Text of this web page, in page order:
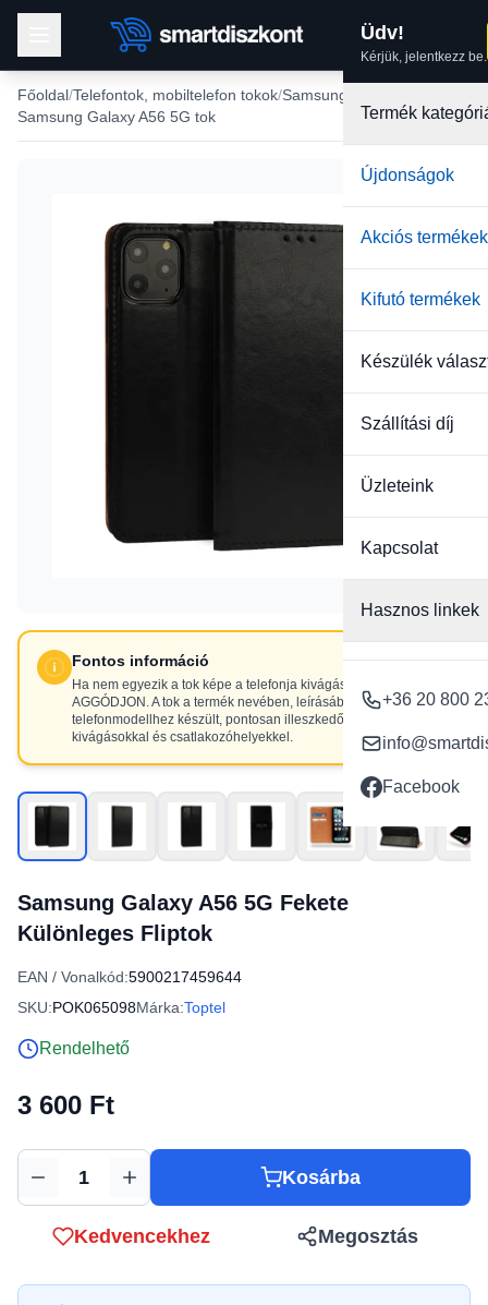
Üdv!
Kérjük, jelentkezz be.
Termék
Újdonságok
Akciós termékek
Kifutó termékek
Készülék
Szállítási díj
Üzleteink
Kapcsolat
Hasznos linkek
+36 20 800
Facebook
Főoldal Telefontok, mobiltelefon tokok Samsung tokok
Samsung Galaxy A56 5G tok
Fontos információ
Ha nem egyezik a tok képe a telefonja kivágásaival, NE
AGGÓDJON. A tok a termék nevében, leírásában szereplő
telefonmodellhez készült, pontosan illeszkedő
kivágásokkal és csatlakozóhelyekkel.
Samsung Galaxy A56 5G Fekete
Különleges Fliptok
EAN / Vonalkód:5900217459644
SKU:POK065098Márka:Toptel
Rendelhető
3 600 Ft
Mennyiség Kosárba
Kedvencekhez Megosztás